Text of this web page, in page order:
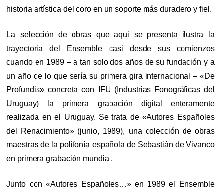
historia artística del coro en un soporte más duradero y fiel.
La selección de obras que aqui se presenta ilustra la
trayectoria del Ensemble casi desde sus comienzos
cuando en 1989 – a tan solo dos años de su fundación y a
un año de lo que sería su primera gira internacional – «De
Profundis» concreta con IFU (Industrias Fonográficas del
Uruguay) la primera grabación digital enteramente
realizada en el Uruguay. Se trata de «Autores Españoles
del Renacimiento» (junio, 1989), una colección de obras
maestras de la polifonía española de Sebastián de Vivanco
en primera grabación mundial.
Junto con «Autores Españoles…» en 1989 el Ensemble